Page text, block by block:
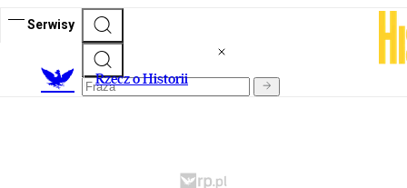
Serwisy
Rzecz o Historii